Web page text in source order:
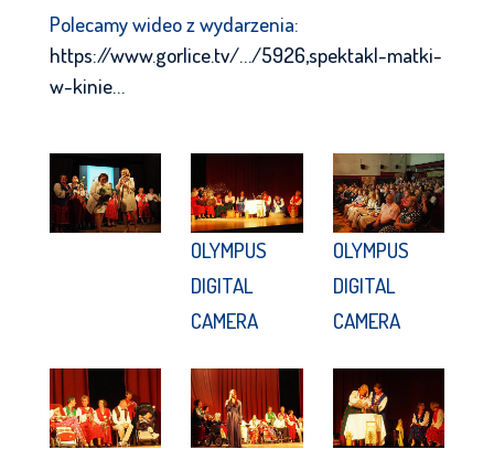
Polecamy wideo z wydarzenia:
https://www.gorlice.tv/…/5926,spektakl-matki-
w-kinie…
OLYMPUS
DIGITAL
CAMERA
OLYMPUS
DIGITAL
CAMERA